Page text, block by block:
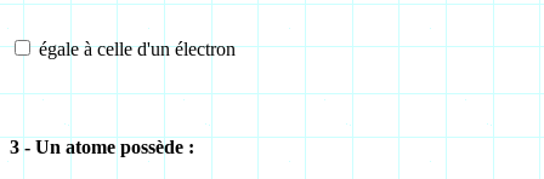
égale à celle d'un électron
3 - Un atome possède :